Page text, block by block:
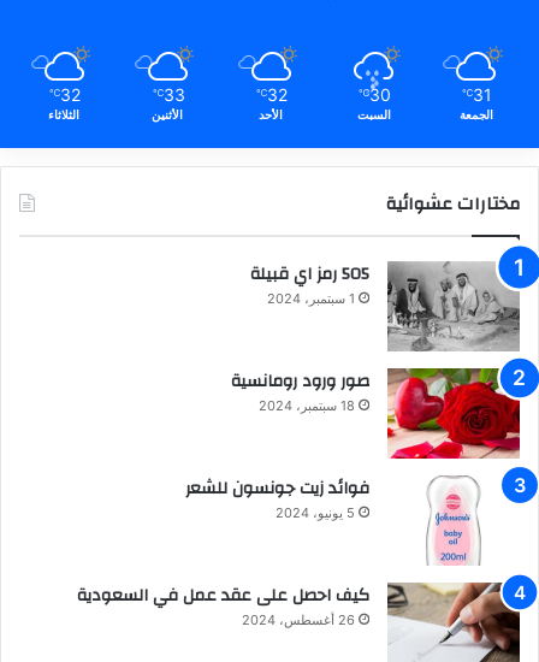
31
℃
الجمعة
30
℃
السبت
32
℃
الأحد
33
℃
الأثنين
32
℃
الثلاثاء
مختارات عشوائية
505 رمز اي قبيلة
1 سبتمبر، 2024
صور ورود رومانسية
18 سبتمبر، 2024
فوائد زيت جونسون للشعر
5 يونيو، 2024
كيف احصل على عقد عمل في السعودية
26 أغسطس، 2024